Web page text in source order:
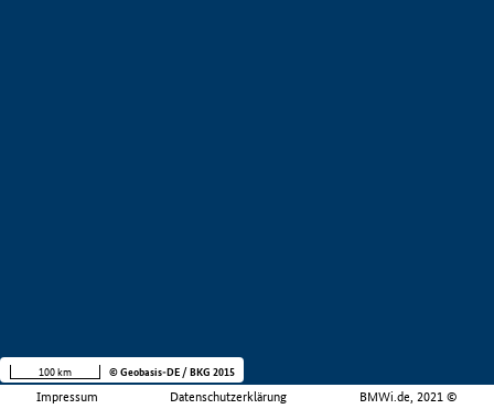
Impressum Datenschutzerklärung BMWi.de, 2021 ©
100 km © Geobasis-DE / BKG 2015